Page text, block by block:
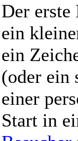
Der
ein
ein
(oder ein
einer
Start in